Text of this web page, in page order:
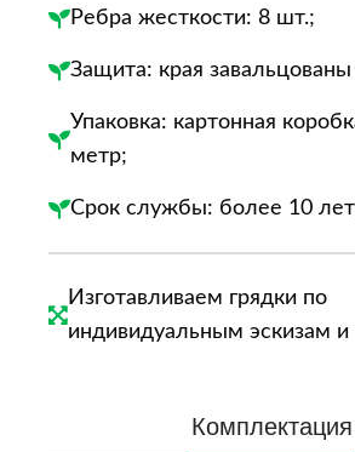
Ребра жесткости: 8​ шт.;
Защита: края завальцованы
Упаковка: картонная
метр;
Срок службы: более 10
Изготавливаем грядки по
индивидуальным эскизам
Комплектация